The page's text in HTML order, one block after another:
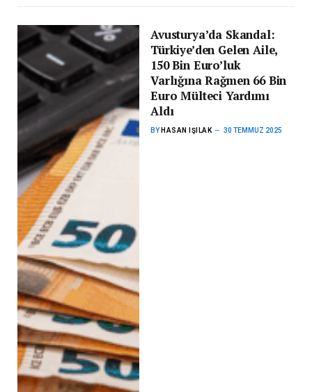
Avusturya’da Skandal:
Türkiye’den Gelen Aile,
150 Bin Euro’luk
Varlığına Rağmen 66 Bin
Euro Mülteci Yardımı
Aldı
BY HASAN IŞILAK 30 TEMMUZ 2025